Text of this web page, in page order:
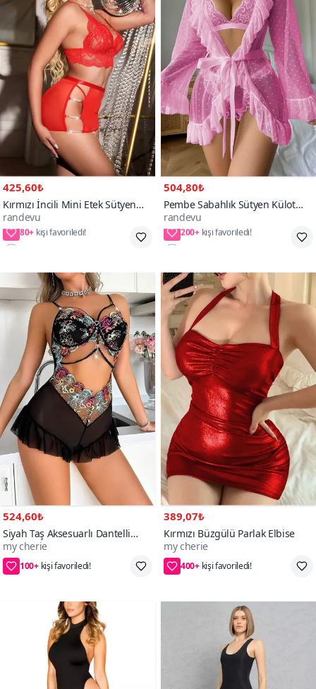
425,60₺
Kırmızı İncili Mini Etek Sütyen
String Gecelik Takım
randevu
80+
2XL/3XL,S/M,L/XL,4XL
504,80₺
Pembe Sabahlık Sütyen Külot
Parça Takım
randevu
200+
S/M,L/XL,2XL,3XL,4XL
524,60₺
Siyah Taş Aksesuarlı Dantelli
Tulum Mini Fantezi Gecelik
my cherie
100+
2XL/3XL,S/M,L/XL,4XL
389,07₺
Kırmızı Büzgülü Parlak Elbise
my cherie
400+
S/M,L/XL,2XL/3XL,4XL